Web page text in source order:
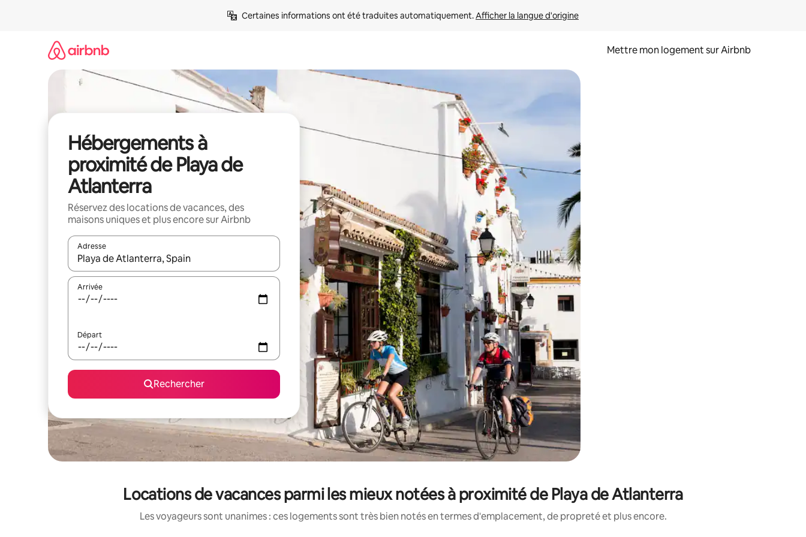
Certaines informations ont été traduites automatiquement. Afficher la langue d'origine
Mettre mon logement sur Airbnb
Hébergements à
proximité de Playa de
Atlanterra
Réservez des locations de vacances, des
maisons uniques et plus encore sur Airbnb
Adresse
Lorsque les résultats s'affichent, utilisez les flèches vers le haut et vers le bas pour les parcourir ou en appuyant et en faisant glisser.
Arrivée
Départ
Rechercher
Locations de vacances parmi les mieux notées à proximité de Playa de Atlanterra
Les voyageurs sont unanimes : ces logements sont très bien notés en termes d'emplacement, de propreté et plus encore.